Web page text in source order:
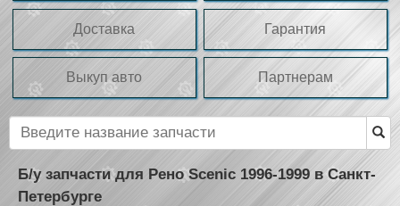
Доставка Гарантия
Выкуп авто Партнерам
Б/у запчасти для Рено Scenic 1996-1999 в Санкт-
Петербурге